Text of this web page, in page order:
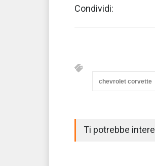
Condividi:
chevrolet corvette
Ti potrebbe